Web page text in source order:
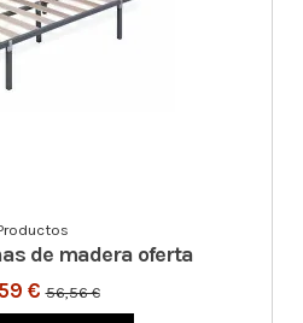
de madera oferta
€56,56 €